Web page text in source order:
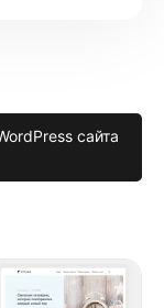
сайта